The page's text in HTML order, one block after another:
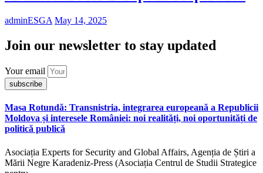
adminESGA May 14, 2025
Join our newsletter to stay updated
Your email
subscribe
Masa Rotundă: Transnistria, integrarea europeană a Republicii
Moldova și interesele României: noi realități, noi oportunități de
politică publică
Asociația Experts for Security and Global Affairs, Agenția de Știri a
Mării Negre Karadeniz-Press (Asociația Centrul de Studii Strategice